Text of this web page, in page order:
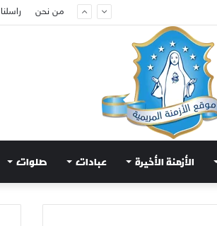
من نحن راسلنا
الأزمنة الأخيرة عبادات صلوات